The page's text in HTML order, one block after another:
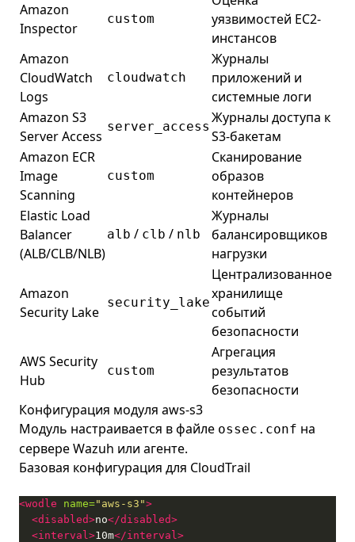
Amazon
Inspector
custom
уязвимостей EC2-
инстансов
Amazon
CloudWatch
Logs
cloudwatch
Журналы
приложений и
системные логи
Amazon S3
Server Access
server_access
Журналы доступа к
S3-бакетам
Amazon ECR
Image
Scanning
custom
Сканирование
образов
контейнеров
Elastic Load
Balancer
(ALB/CLB/NLB)
alb / clb / nlb
Журналы
балансировщиков
нагрузки
Amazon
Security Lake
security_lake
Централизованное
хранилище
событий
безопасности
AWS Security
Hub
custom
Агрегация
результатов
безопасности
Конфигурация модуля aws-s3
Модуль настраивается в файле ossec.conf на
сервере Wazuh или агенте.
Базовая конфигурация для CloudTrail
<wodle name="aws-s3">
<disabled>no</disabled>
<interval>10m</interval>